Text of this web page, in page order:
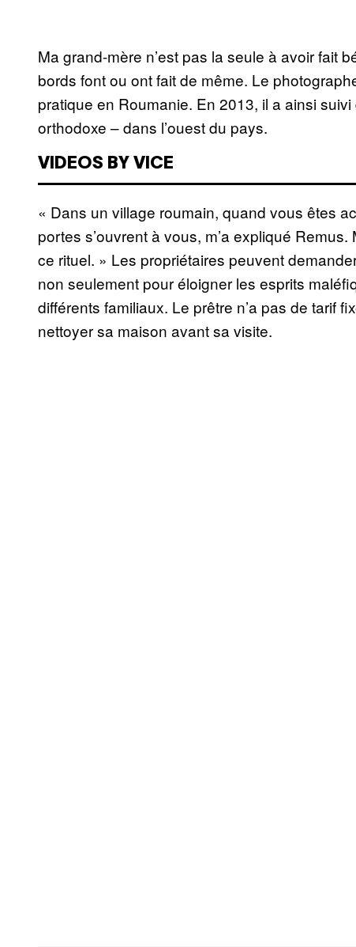
Ma grand-mère n’est pas la seule à avoir fait
bords font ou ont fait de même. Le
pratique en Roumanie. En 2013, il a ainsi
orthodoxe – dans l’ouest du pays.
VIDEOS BY VICE
« Dans un village roumain, quand vous êtes
portes s’ouvrent à vous, m’a expliqué
ce rituel. » Les propriétaires peuvent
non seulement pour éloigner les esprits
différents familiaux. Le prêtre n’a pas de tarif
nettoyer sa maison avant sa visite.